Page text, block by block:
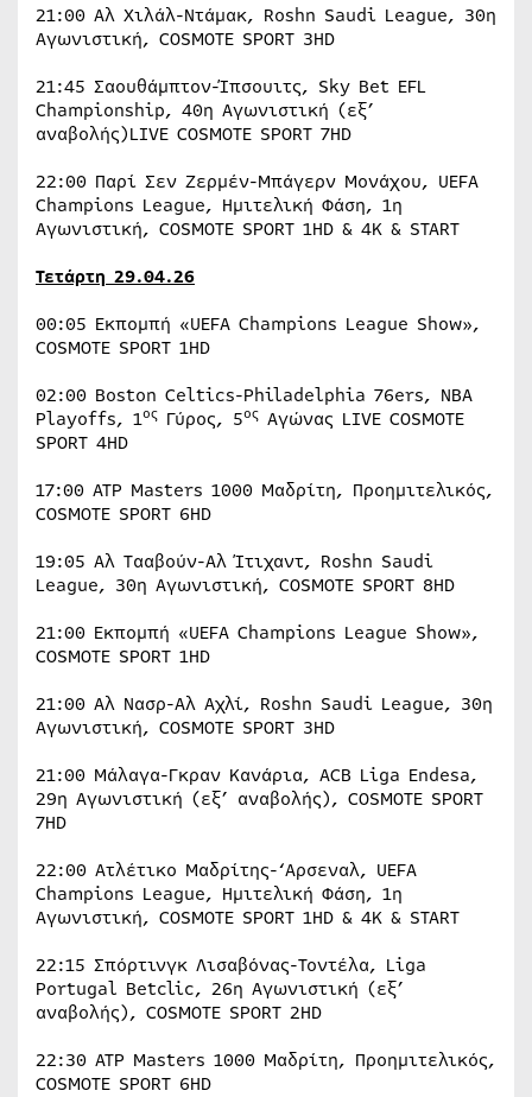
21:00 Αλ Χιλάλ-Ντάμακ, Roshn Saudi League, 30η
Αγωνιστική, COSMOTE SPORT 3HD
21:45 Σαουθάμπτον-Ίπσουιτς, Sky Bet EFL
Championship, 40η Αγωνιστική (εξ’
αναβολής)LIVE COSMOTE SPORT 7HD
22:00 Παρί Σεν Ζερμέν-Μπάγερν Μονάχου, UEFA
Champions League, Ημιτελική Φάση, 1η
Αγωνιστική, COSMOTE SPORT 1HD & 4K & START
Τετάρτη 29.04.26
00:05 Εκπομπή «UEFA Champions League Show»,
COSMOTE SPORT 1HD
02:00 Boston Celtics-Philadelphia 76ers, NBA
Playoffs, 1ος Γύρος, 5ος Αγώνας LIVE COSMOTE
SPORT 4HD
17:00 ATP Masters 1000 Μαδρίτη, Προημιτελικός,
COSMOTE SPORT 6HD
19:05 Αλ Τααβούν-Αλ Ίτιχαντ, Roshn Saudi
League, 30η Αγωνιστική, COSMOTE SPORT 8HD
21:00 Εκπομπή «UEFA Champions League Show»,
COSMOTE SPORT 1HD
21:00 Αλ Νασρ-Αλ Αχλί, Roshn Saudi League, 30η
Αγωνιστική, COSMOTE SPORT 3HD
21:00 Μάλαγα-Γκραν Κανάρια, ACB Liga Endesa,
29η Αγωνιστική (εξ’ αναβολής), COSMOTE SPORT
7HD
22:00 Ατλέτικο Μαδρίτης-‘Αρσεναλ, UEFA
Champions League, Ημιτελική Φάση, 1η
Αγωνιστική, COSMOTE SPORT 1HD & 4K & START
22:15 Σπόρτινγκ Λισαβόνας-Τοντέλα, Liga
Portugal Betclic, 26η Αγωνιστική (εξ’
αναβολής), COSMOTE SPORT 2HD
22:30 ATP Masters 1000 Μαδρίτη, Προημιτελικός,
COSMOTE SPORT 6HD